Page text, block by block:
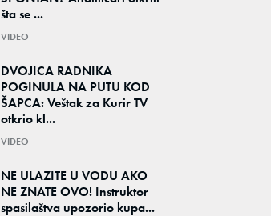
šta se ...
VIDEO
DVOJICA RADNIKA
POGINULA NA PUTU KOD
ŠAPCA: Veštak za Kurir TV
otkrio kl...
VIDEO
NE ULAZITE U VODU AKO
NE ZNATE OVO! Instruktor
spasilaštva upozorio kupa...